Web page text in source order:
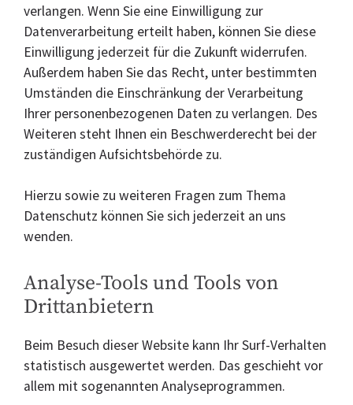
verlangen. Wenn Sie eine Einwilligung zur
Datenverarbeitung erteilt haben, können Sie diese
Einwilligung jederzeit für die Zukunft widerrufen.
Außerdem haben Sie das Recht, unter bestimmten
Umständen die Einschränkung der Verarbeitung
Ihrer personenbezogenen Daten zu verlangen. Des
Weiteren steht Ihnen ein Beschwerderecht bei der
zuständigen Aufsichtsbehörde zu.
Hierzu sowie zu weiteren Fragen zum Thema
Datenschutz können Sie sich jederzeit an uns
wenden.
Analyse-Tools und Tools von
Dritt­anbietern
Beim Besuch dieser Website kann Ihr Surf-Verhalten
statistisch ausgewertet werden. Das geschieht vor
allem mit sogenannten Analyseprogrammen.